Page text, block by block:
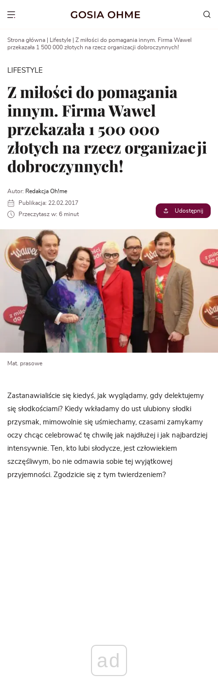
Show menu
Strona główna Lifestyle
Z miłości do pomagania innym. Firma Wawel
przekazała 1 500 000 złotych na rzecz organizacji dobroczynnych!
LIFESTYLE
Z miłości do pomagania
innym. Firma Wawel
przekazała 1 500 000
złotych na rzecz organizacji
dobroczynnych!
Autor: Redakcja Oh!me
Publikacja: 22.02.2017
Przeczytasz w: 6 minut
Udostępnij
Mat. prasowe
Zastanawialiście się kiedyś, jak wyglądamy, gdy delektujemy
się słodkościami? Kiedy wkładamy do ust ulubiony słodki
przysmak, mimowolnie się uśmiechamy, czasami zamykamy
oczy chcąc celebrować tę chwilę jak najdłużej i jak najbardziej
intensywnie. Ten, kto lubi słodycze, jest człowiekiem
szczęśliwym, bo nie odmawia sobie tej wyjątkowej
przyjemności. Zgodzicie się z tym twierdzeniem?
ad